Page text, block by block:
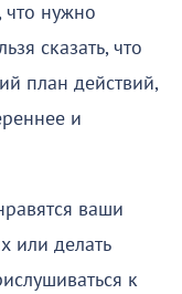
что нужно
сказать, что
план действий,
и
ваши
или делать
к